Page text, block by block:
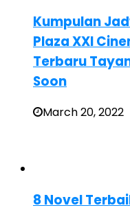
Kumpulan
Plaza XXI
Terbaru
Soon
March 20, 2022
8 Novel